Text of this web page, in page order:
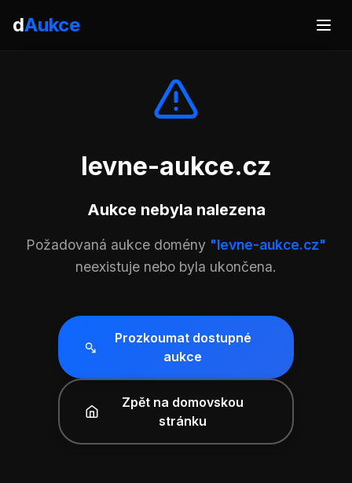
dAukce
levne-aukce.cz
Aukce nebyla nalezena
Požadovaná aukce domény "levne-aukce.cz"
neexistuje nebo byla ukončena.
Prozkoumat dostupné
aukce
Zpět na domovskou
stránku